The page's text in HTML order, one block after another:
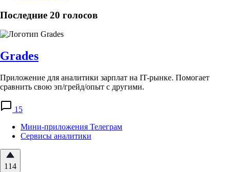
Последние 20 голосов
Grades
Приложение для аналитики зарплат на IT-рынке. Помогает
сравнить свою эп/грейд/опыт с другими.
15
Мини-приложения Телеграм
Сервисы аналитики
114